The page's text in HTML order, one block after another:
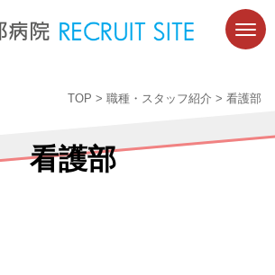
TOP > 職種・スタッフ紹介 > 看護部
看護部